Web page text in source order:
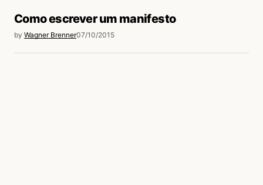
Como escrever um manifesto
by Wagner Brenner07/10/2015